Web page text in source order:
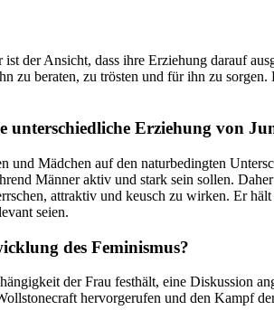
der Ansicht, dass ihre Erziehung darauf
zu beraten, zu trösten und für ihn zu
unterschiedliche Erziehung von
und Mädchen auf den naturbedingten
Männer aktiv und stark sein sollen.
attraktiv und keusch zu wirken. Er
seien.
des Feminismus?
der Frau festhält, eine Diskussion
hervorgerufen und den Kampf